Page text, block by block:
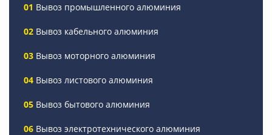
Вывоз промышленного алюминия
Вывоз кабельного алюминия
Вывоз моторного алюминия
Вывоз листового алюминия
Вывоз бытового алюминия
Вывоз электротехнического алюминия